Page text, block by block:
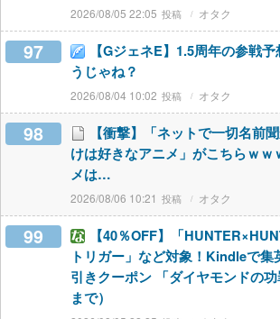
2026/08/05 22:05 オタク
97
【GジェネE】1.5周年の参戦
うじゃね？
2026/08/04 10:02 オタク
98
【衝撃】「ネットで一切名前
けは好きなアニメ」がこちらｗｗ
メは…
2026/08/06 10:21 オタク
99
【40％OFF】「
トリガー」など対象！Kindleで集
引きクーポン 「ダイヤモンドの
まで）